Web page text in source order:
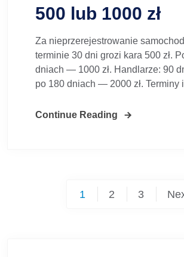
500 lub 1000 zł
Za nieprzerejestrowanie
terminie 30 dni grozi kara 500 zł.
dniach — 1000 zł. Handlarze: 90
po 180 dniach — 2000 zł. Terminy
Continue Reading
1 2 3